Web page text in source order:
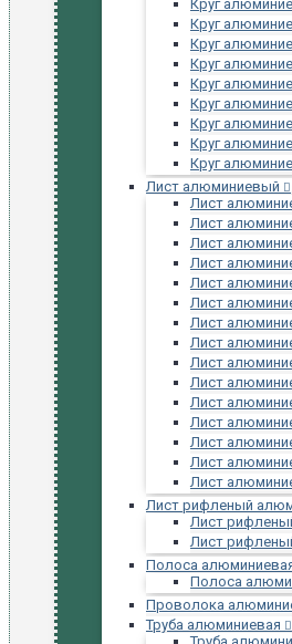
Круг
Круг
Круг
Круг
Круг
Круг
Круг
Круг
Круг
Лист алюминиевый
Лист
Лист
Лист
Лист
Лист
Лист
Лист
Лист
Лист
Лист
Лист
Лист
Лист
Лист
Лист
Лист рифленый
Лист
Лист
Полоса
Полоса
Проволока
Труба алюминиевая